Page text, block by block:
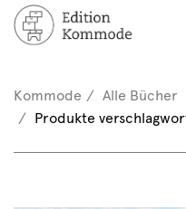
/ Registrieren
(0)
Kommode
Alle Bücher
Produkte